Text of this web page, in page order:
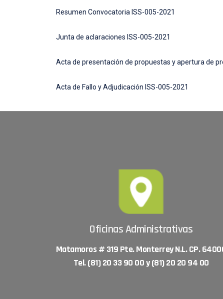
Resumen Convocatoria ISS-005-2021
Junta de aclaraciones ISS-005-2021
Acta de presentación de propuestas y apertura de
Acta de Fallo y Adjudicación ISS-005-2021
Oficinas Administrativas
Matamoros # 319 Pte. Monterrey N.L. CP.
Tel. (81) 20 33 90 00 y (81) 20 20 94 00